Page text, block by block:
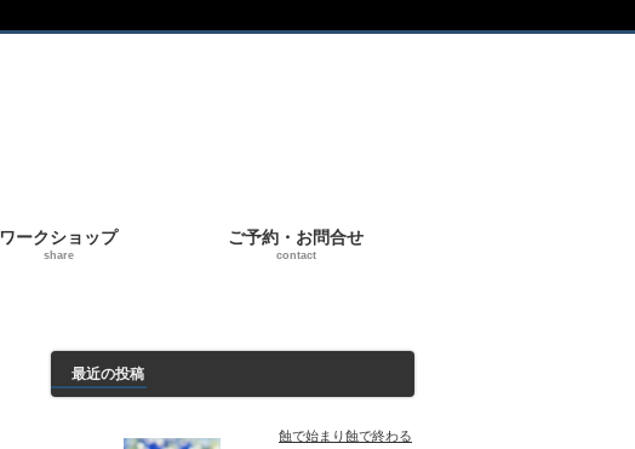
ワークショップ
share
ご予約・お問合せ
contact
最近の投稿
蝕で始まり蝕で終わる